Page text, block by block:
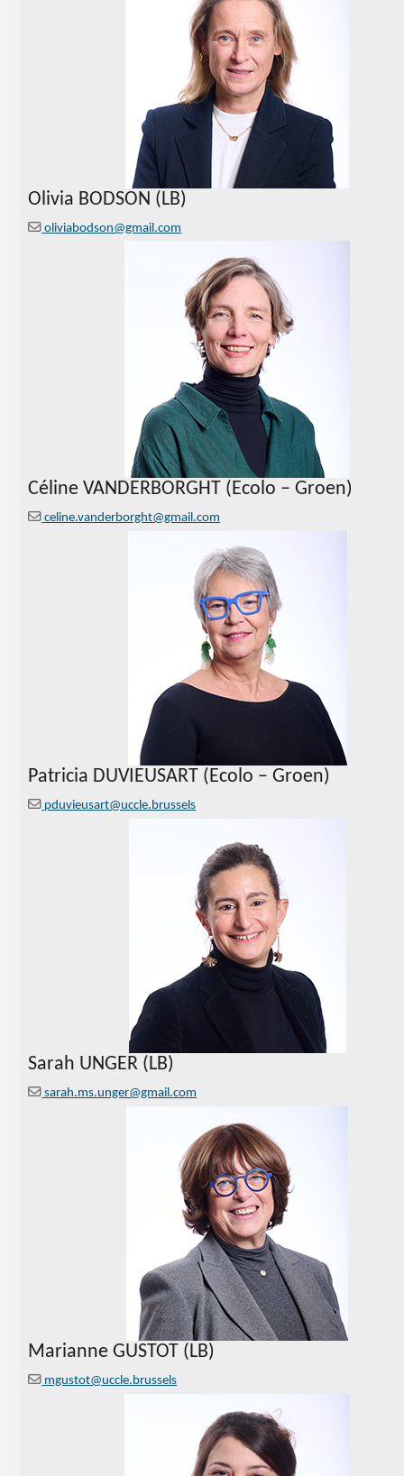
Olivia BODSON (LB)
oliviabodson@gmail.com
Céline VANDERBORGHT (Ecolo – Groen)
celine.vanderborght@gmail.com
Patricia DUVIEUSART (Ecolo – Groen)
pduvieusart@uccle.brussels
Sarah UNGER (LB)
sarah.ms.unger@gmail.com
Marianne GUSTOT (LB)
mgustot@uccle.brussels